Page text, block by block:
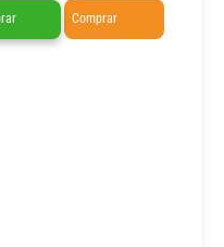
Comprar